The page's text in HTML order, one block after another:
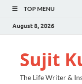
TOP MENU
August 8, 2026
Sujit
The Life Writer &